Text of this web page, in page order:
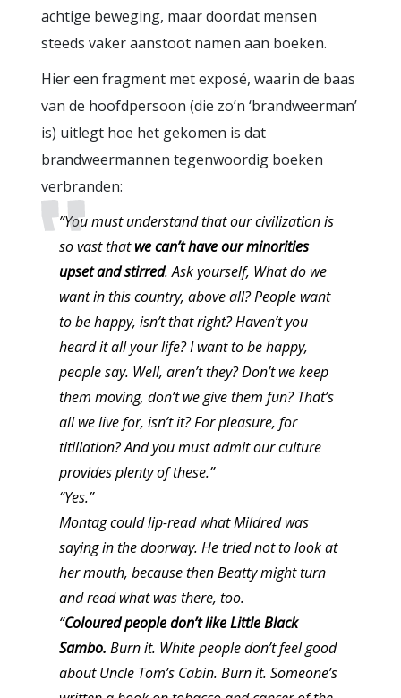
achtige beweging, maar doordat mensen
steeds vaker aanstoot namen aan boeken.
Hier een fragment met exposé, waarin de baas
van de hoofdpersoon (die zo’n ‘brandweerman’
is) uitlegt hoe het gekomen is dat
brandweermannen tegenwoordig boeken
verbranden:
”You must understand that our civilization is
so vast thatwe can’t have our minorities
upset and stirred. Ask yourself, What do we
want in this country, above all? People want
to be happy, isn’t that right? Haven’t you
heard it all your life? I want to be happy,
people say. Well, aren’t they? Don’t we keep
them moving, don’t we give them fun? That’s
all we live for, isn’t it? For pleasure, for
titillation? And you must admit our culture
provides plenty of these.”
“Yes.”
Montag could lip-read what Mildred was
saying in the doorway. He tried not to look at
her mouth, because then Beatty might turn
and read what was there, too.
“Coloured people don’t like Little Black
Sambo. Burn it. White people don’t feel good
about Uncle Tom’s Cabin. Burn it. Someone’s